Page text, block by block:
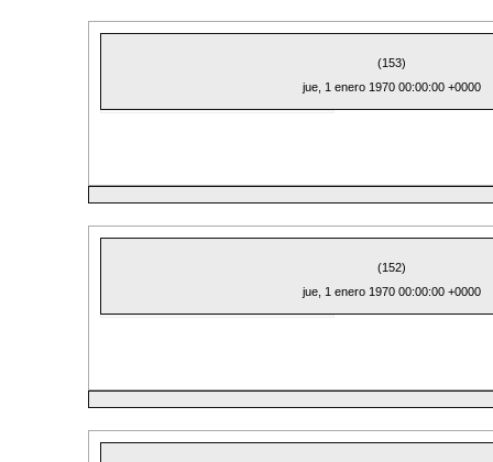
(153)
jue, 1 enero 1970 00:00:00 +0000
(152)
jue, 1 enero 1970 00:00:00 +0000